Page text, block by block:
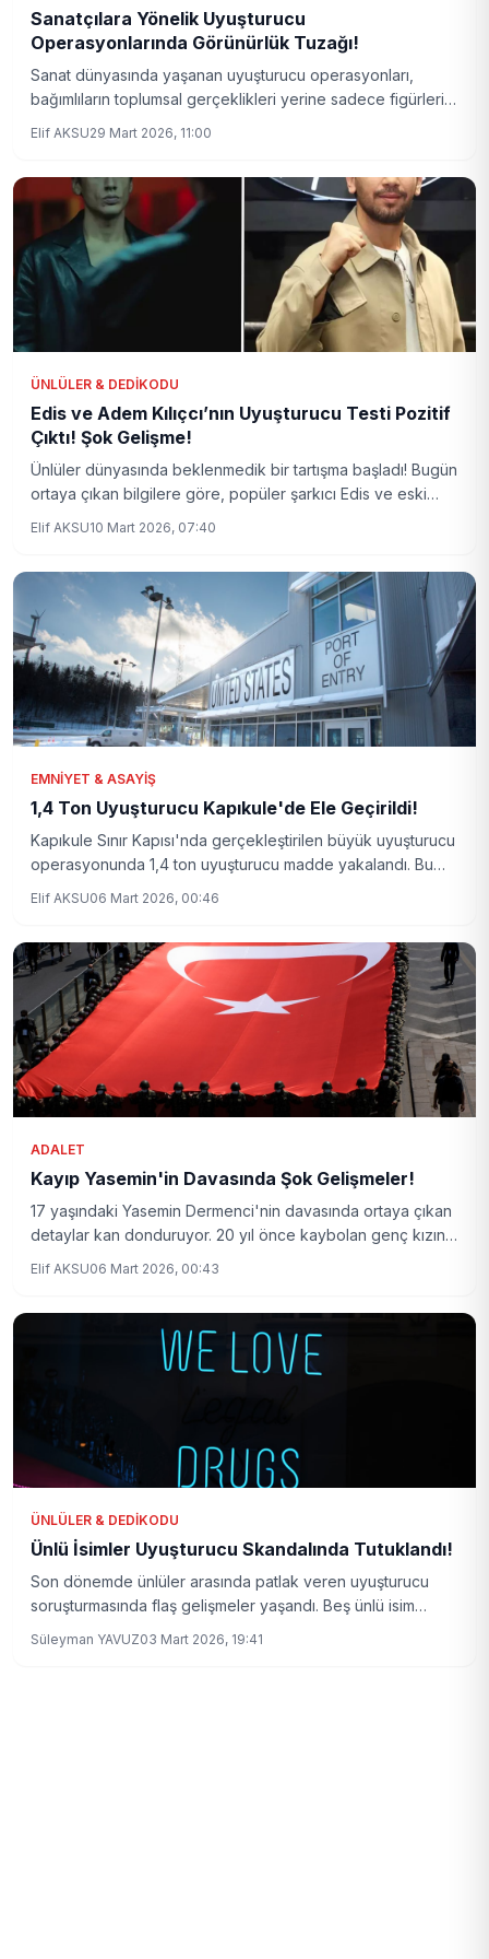
Sanatçılara Yönelik Uyuşturucu
Operasyonlarında Görünürlük Tuzağı!
Sanat dünyasında yaşanan uyuşturucu operasyonları,
bağımlıların toplumsal gerçeklikleri yerine sadece figürlerin
Elif AKSU29 Mart 2026, 11:00
ÜNLÜLER & DEDIKODU
Edis ve Adem Kılıçcı’nın Uyuşturucu Testi Pozitif
Çıktı! Şok Gelişme!
Ünlüler dünyasında beklenmedik bir tartışma başladı! Bugün
ortaya çıkan bilgilere göre, popüler şarkıcı Edis ve eski
Elif AKSU10 Mart 2026, 07:40
EMNIYET & ASAYIŞ
1,4 Ton Uyuşturucu Kapıkule'de Ele Geçirildi!
Kapıkule Sınır Kapısı'nda gerçekleştirilen büyük uyuşturucu
operasyonunda 1,4 ton uyuşturucu madde yakalandı. Bu
Elif AKSU06 Mart 2026, 00:46
ADALET
Kayıp Yasemin'in Davasında Şok Gelişmeler!
17 yaşındaki Yasemin Dermenci'nin davasında ortaya çıkan
detaylar kan donduruyor. 20 yıl önce kaybolan genç kızın
Elif AKSU06 Mart 2026, 00:43
ÜNLÜLER & DEDIKODU
Ünlü İsimler Uyuşturucu Skandalında Tutuklandı!
Son dönemde ünlüler arasında patlak veren uyuşturucu
soruşturmasında flaş gelişmeler yaşandı. Beş ünlü isim
Süleyman YAVUZ03 Mart 2026, 19:41